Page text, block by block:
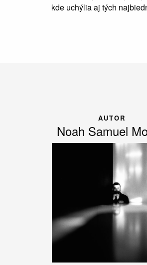
kde uchýlia aj tých
AUTOR
Noah Samuel